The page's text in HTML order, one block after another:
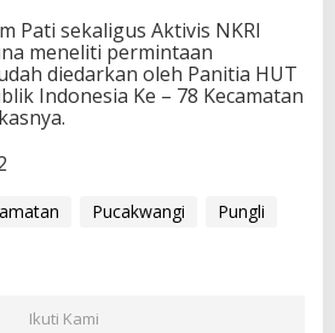
Pati sekaligus Aktivis NKRI
meneliti permintaan
diedarkan oleh Panitia HUT
Indonesia Ke – 78 Kecamatan
Pucakwangi
Pungli
Ikuti Kami